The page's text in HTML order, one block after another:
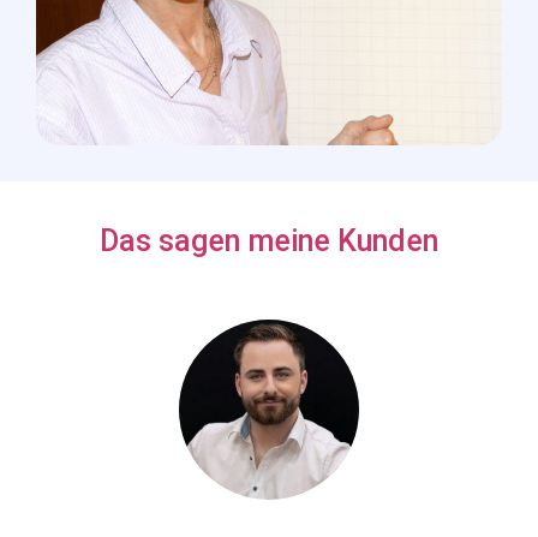
Das sagen meine Kunden